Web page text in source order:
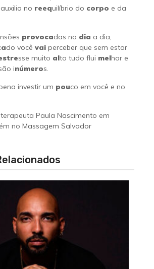
no reequilíbrio do corpo e da
provocadas no dia a dia,
do você vaiperceber que sem estar
sse muito alto tudo flui melhor e
inúmeros.
investir um pouco em você e no
Paula Nascimento em
no Massagem Salvador